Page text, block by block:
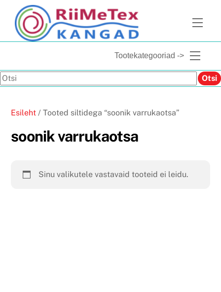
content
Tootekategooriad -> Menu
Otsi Otsi
Esileht / Tooted siltidega “soonik varrukaotsa”
soonik varrukaotsa
Sinu valikutele vastavaid tooteid ei leidu.